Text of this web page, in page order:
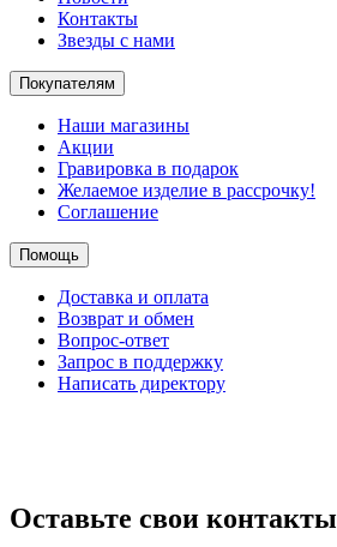
Контакты
Звезды с нами
Покупателям
Наши магазины
Акции
Гравировка в подарок
Желаемое изделие в рассрочку!
Соглашение
Помощь
Доставка и оплата
Возврат и обмен
Вопрос-ответ
Запрос в поддержку
Написать директору
Оставьте свои контакты